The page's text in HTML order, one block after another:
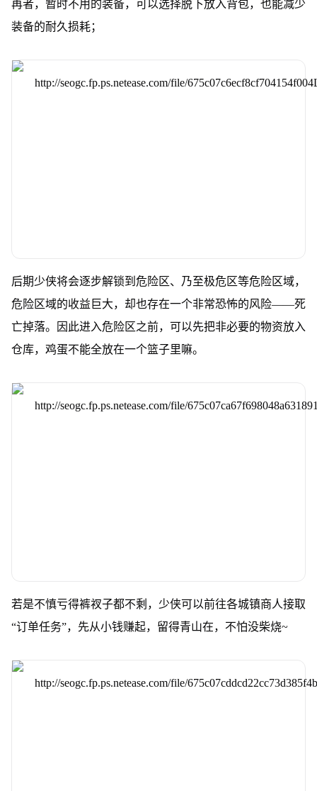
再者，暂时不用的装备，可以选择脱下放入背包，也能减少
装备的耐久损耗；
后期少侠将会逐步解锁到危险区、乃至极危区等危险区域，
危险区域的收益巨大，却也存在一个非常恐怖的风险——死
亡掉落。因此进入危险区之前，可以先把非必要的物资放入
仓库，鸡蛋不能全放在一个篮子里嘛。
若是不慎亏得裤衩子都不剩，少侠可以前往各城镇商人接取
“订单任务”，先从小钱赚起，留得青山在，不怕没柴烧~